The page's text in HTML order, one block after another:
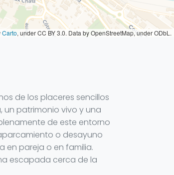
Carto, under CC BY 3.0. Data by OpenStreetMap, under ODbL.
de los placeres sencillos
patrimonio vivo y una
de este entorno
o desayuno
en pareja o en familia.
escapada cerca de la